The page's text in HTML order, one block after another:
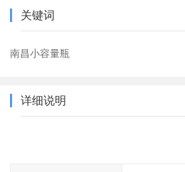
关键词
南昌小容量瓶
详细说明